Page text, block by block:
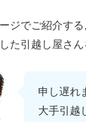
ジでご紹介す
た引越し屋さ
申し遅れ
大手引越